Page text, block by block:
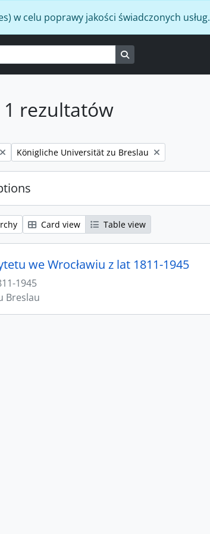
w celu poprawy jakości świadczonych usług.
1 rezultatów
Remove filter:
Königliche Universität zu Breslau
Card view Table view
we Wrocławiu z lat 1811-1945
1945
Breslau